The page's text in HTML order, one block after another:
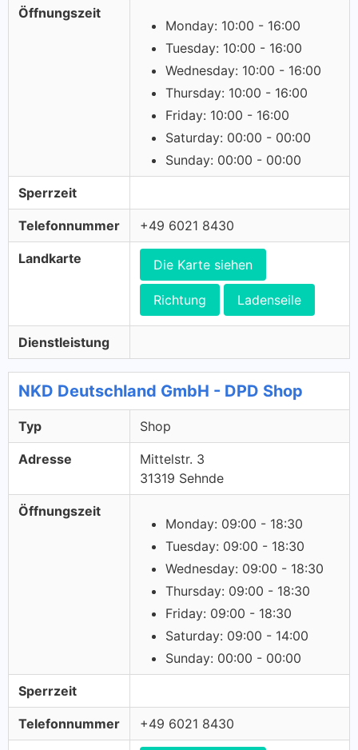
Öffnungszeit
Monday: 10:00 - 16:00
Tuesday: 10:00 - 16:00
Wednesday: 10:00 - 16:00
Thursday: 10:00 - 16:00
Friday: 10:00 - 16:00
Saturday: 00:00 - 00:00
Sunday: 00:00 - 00:00
Sperrzeit
Telefonnummer +49 6021 8430
Landkarte Die Karte siehen
Richtung Ladenseile
Dienstleistung
NKD Deutschland GmbH - DPD Shop
Typ Shop
Adresse
Mittelstr. 3
31319 Sehnde
Öffnungszeit
Monday: 09:00 - 18:30
Tuesday: 09:00 - 18:30
Wednesday: 09:00 - 18:30
Thursday: 09:00 - 18:30
Friday: 09:00 - 18:30
Saturday: 09:00 - 14:00
Sunday: 00:00 - 00:00
Sperrzeit
Telefonnummer +49 6021 8430